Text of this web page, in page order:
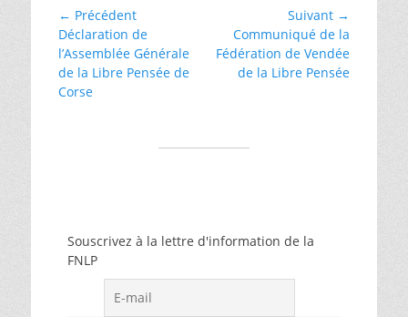
libertés
Navigation
de
l’article
← Précédent
Article
précédent :
Déclaration de
l’Assemblée Générale
de la Libre Pensée de
Corse
Suivant →
Article
suivant :
Communiqué de la
Fédération de Vendée
de la Libre Pensée
Souscrivez à la lettre d'information de la
FNLP